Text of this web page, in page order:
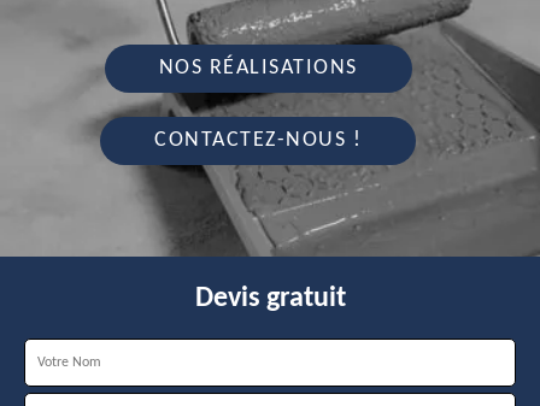
NOS RÉALISATIONS
CONTACTEZ-NOUS !
Devis gratuit